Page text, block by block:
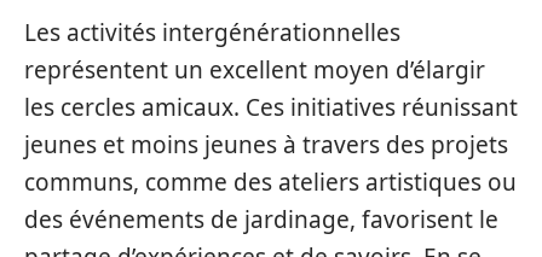
Les activités intergénérationnelles
représentent un excellent moyen d’élargir
les cercles amicaux. Ces initiatives réunissant
jeunes et moins jeunes à travers des projets
communs, comme des ateliers artistiques ou
des événements de jardinage, favorisent le